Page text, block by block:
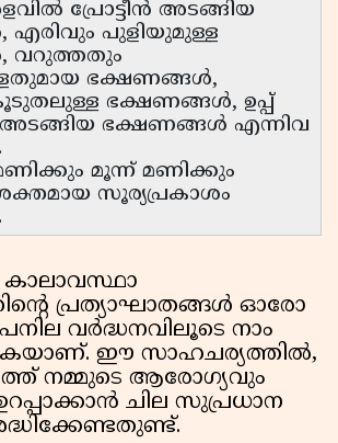
പ്രോട്ടീൻ അടങ്ങിയ
എരിവും പുളിയുമുള്ള
വറുത്തതും
ഭക്ഷണങ്ങൾ,
ഭക്ഷണങ്ങൾ, ഉപ്പ്
അടങ്ങിയ ഭക്ഷണങ്ങൾ എന്നിവ
മൂന്ന് മണിക്കും
സൂര്യപ്രകാശം
കാലാവസ്ഥാ
പ്രത്യാഘാതങ്ങൾ ഓരോ
വർദ്ധനവിലൂടെ നാം
ഈ സാഹചര്യത്തിൽ,
നമ്മുടെ ആരോഗ്യവും
ചില സുപ്രധാന